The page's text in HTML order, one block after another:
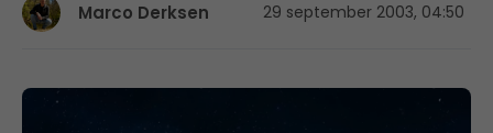
Marco Derksen 29 september 2003, 04:50